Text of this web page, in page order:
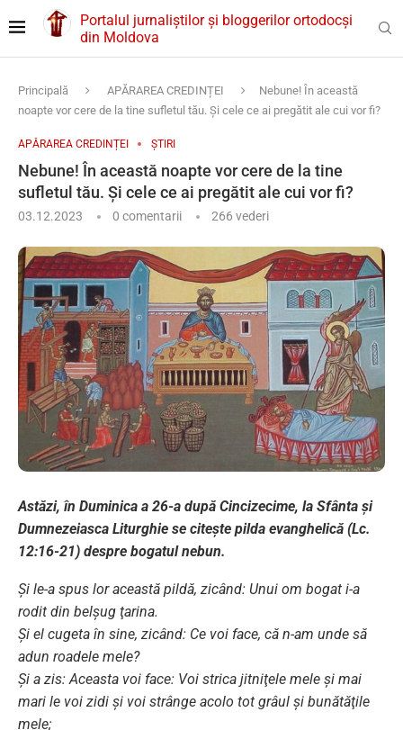
Portalul jurnaliștilor și bloggerilor ortodocși
din Moldova
Principală APĂRAREA CREDINȚEI
Nebune! În această
noapte vor cere de la tine sufletul tău. Şi cele ce ai pregătit ale cui vor fi?
APĂRAREA CREDINȚEI ȘTIRI
Nebune! În această noapte vor cere de la tine
sufletul tău. Şi cele ce ai pregătit ale cui vor fi?
03.12.2023 0 comentarii 266 vederi
Astăzi, în Duminica a 26-a după Cincizecime, la Sfânta și
Dumnezeiasca Liturghie se citește pilda evanghelică (Lc.
12:16-21) despre bogatul nebun.
Şi le-a spus lor această pildă, zicând: Unui om bogat i-a
rodit din belşug ţarina.
Şi el cugeta în sine, zicând: Ce voi face, că n-am unde să
adun roadele mele?
Şi a zis: Aceasta voi face: Voi strica jitniţele mele şi mai
mari le voi zidi şi voi strânge acolo tot grâul şi bunătăţile
mele;